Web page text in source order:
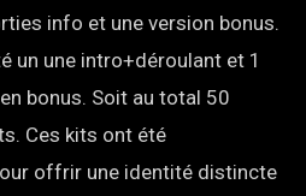
info et une version bonus.
un une intro+déroulant et 1
bonus. Soit au total 50
Ces kits ont été
offrir une identité distincte